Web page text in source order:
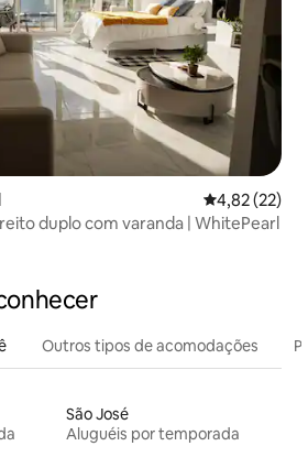
4,82 de uma
4,82 (22)
duplo com varanda | WhitePearl
Outros tipos de acomodações
São José
Aluguéis por temporada